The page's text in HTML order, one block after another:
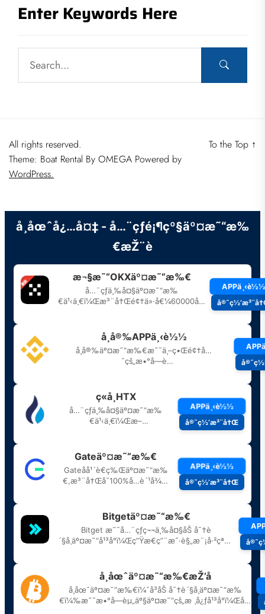
Enter Keywords Here
All rights reserved.
Theme: Boat Rental By OMEGA Powered by
WordPress.
To the Top ↑